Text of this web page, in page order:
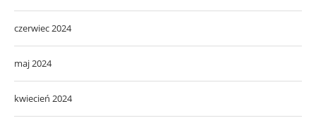
czerwiec 2024
maj 2024
kwiecień 2024